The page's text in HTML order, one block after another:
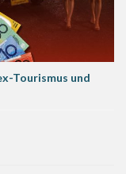
Tourismus und